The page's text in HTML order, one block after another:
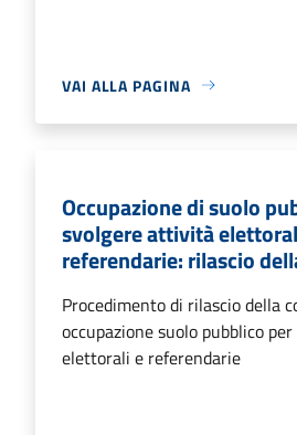
VAI ALLA PAGINA
Occupazione di suolo
svolgere attività
referendarie: rilascio
Procedimento di rilascio della
occupazione suolo pubblico
elettorali e referendarie